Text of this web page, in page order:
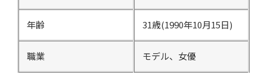
年齢 31歳(1990年10月15日)
職業 モデル、女優